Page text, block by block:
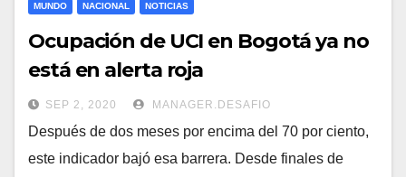
MUNDO NACIONAL NOTICIAS
Ocupación de UCI en Bogotá ya no
está en alerta roja
SEP 2, 2020 MANAGER.DESAFIO
Después de dos meses por encima del 70 por ciento,
este indicador bajó esa barrera. Desde finales de